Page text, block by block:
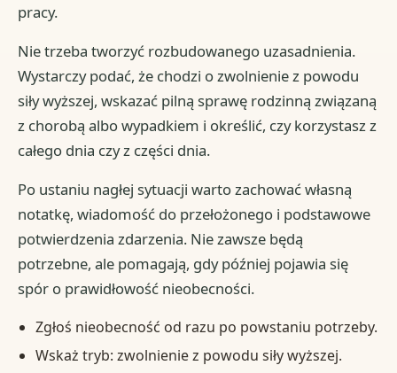
pracy.
Nie trzeba tworzyć rozbudowanego uzasadnienia.
Wystarczy podać, że chodzi o zwolnienie z powodu
siły wyższej, wskazać pilną sprawę rodzinną związaną
z chorobą albo wypadkiem i określić, czy korzystasz z
całego dnia czy z części dnia.
Po ustaniu nagłej sytuacji warto zachować własną
notatkę, wiadomość do przełożonego i podstawowe
potwierdzenia zdarzenia. Nie zawsze będą
potrzebne, ale pomagają, gdy później pojawia się
spór o prawidłowość nieobecności.
Zgłoś nieobecność od razu po powstaniu potrzeby.
Wskaż tryb: zwolnienie z powodu siły wyższej.